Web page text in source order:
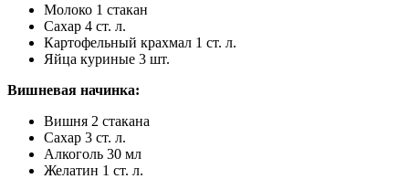
Молоко 1 стакан
Сахар 4 ст. л.
Картофельный крахмал 1 ст. л.
Яйца куриные 3 шт.
Вишневая начинка:
Вишня 2 стакана
Сахар 3 ст. л.
Алкоголь 30 мл
Желатин 1 ст. л.